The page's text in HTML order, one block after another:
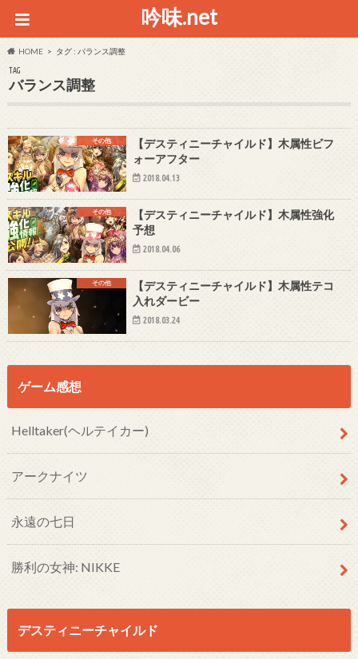
吟味.net
HOME タグ : バランス調整
TAG
バランス調整
その他
【デスティニーチャイルド】木属性ビフ
ォーアフター
2018.04.13
その他
【デスティニーチャイルド】木属性強化
予想
2018.04.06
その他
【デスティニーチャイルド】木属性テコ
入れダービー
2018.03.24
ゲーム感想
Helltaker(ヘルテイカー)
アークナイツ
永遠の七日
勝利の女神: NIKKE
デスティニーチャイルド